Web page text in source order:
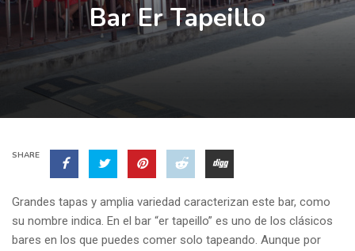
Bar Er Tapeillo
SHARE
Grandes tapas y amplia variedad caracterizan este bar, como
su nombre indica. En el bar “er tapeillo” es uno de los clásicos
bares en los que puedes comer solo tapeando. Aunque por